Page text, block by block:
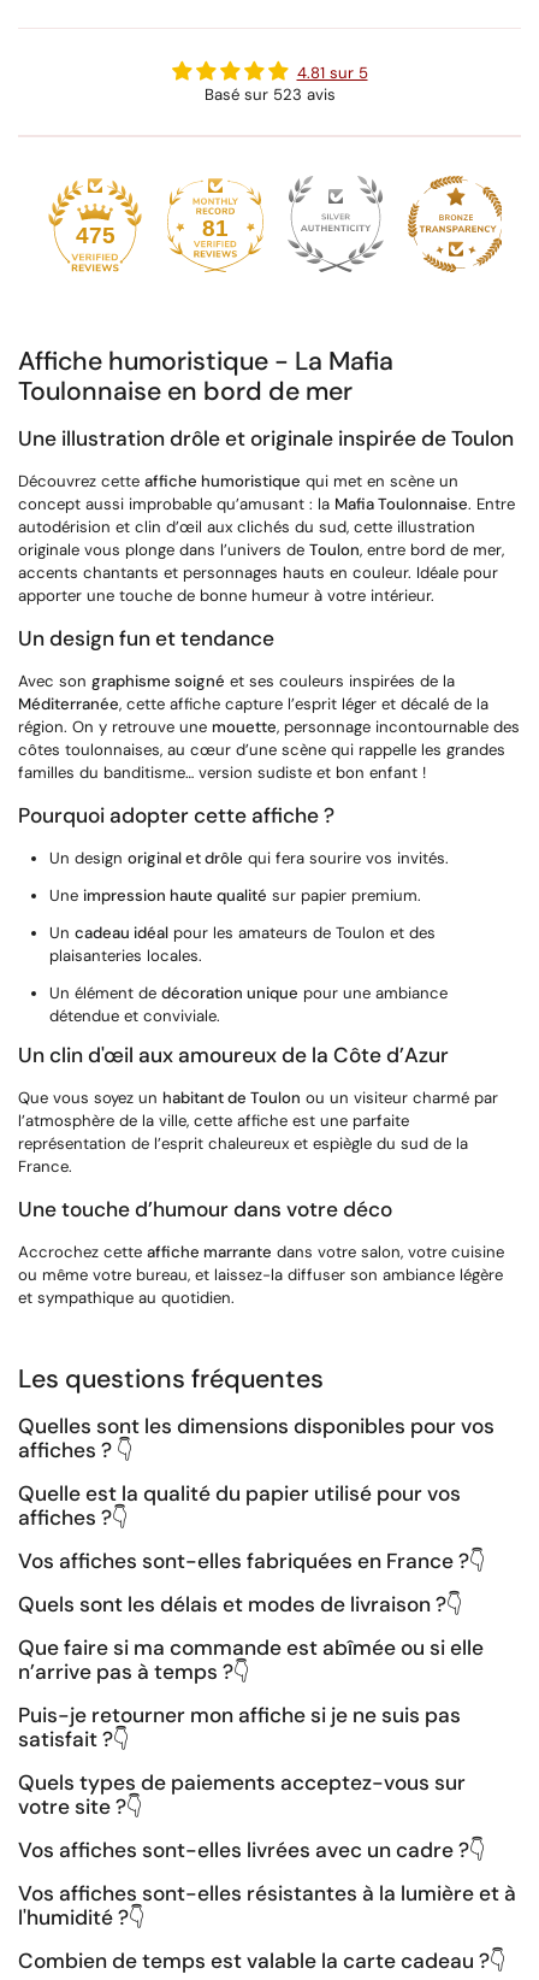
4.81 sur 5
Basé sur 523 avis
475 81
Affiche humoristique - La Mafia
Toulonnaise en bord de mer
Une illustration drôle et originale inspirée de Toulon
Découvrez cette affiche humoristique qui met en scène un
concept aussi improbable qu’amusant : la Mafia Toulonnaise. Entre
autodérision et clin d’œil aux clichés du sud, cette illustration
originale vous plonge dans l’univers de Toulon, entre bord de mer,
accents chantants et personnages hauts en couleur. Idéale pour
apporter une touche de bonne humeur à votre intérieur.
Un design fun et tendance
Avec son graphisme soigné et ses couleurs inspirées de la
Méditerranée, cette affiche capture l’esprit léger et décalé de la
région. On y retrouve une mouette, personnage incontournable des
côtes toulonnaises, au cœur d’une scène qui rappelle les grandes
familles du banditisme… version sudiste et bon enfant !
Pourquoi adopter cette affiche ?
Un designoriginal et drôle qui fera sourire vos invités.
Uneimpression haute qualité sur papier premium.
Uncadeau idéal pour les amateurs de Toulon et des
plaisanteries locales.
Un élément dedécoration unique pour une ambiance
détendue et conviviale.
Un clin d'œil aux amoureux de la Côte d’Azur
Que vous soyez un habitant de Toulon ou un visiteur charmé par
l’atmosphère de la ville, cette affiche est une parfaite
représentation de l’esprit chaleureux et espiègle du sud de la
France.
Une touche d’humour dans votre déco
Accrochez cette affiche marrante dans votre salon, votre cuisine
ou même votre bureau, et laissez-la diffuser son ambiance légère
et sympathique au quotidien.
Les questions fréquentes
Quelles sont les dimensions disponibles pour vos
affiches ? 👇
Quelle est la qualité du papier utilisé pour vos
affiches ?👇
Vos affiches sont-elles fabriquées en France ?👇
Quels sont les délais et modes de livraison ?👇
Que faire si ma commande est abîmée ou si elle
n’arrive pas à temps ?👇
Puis-je retourner mon affiche si je ne suis pas
satisfait ?👇
Quels types de paiements acceptez-vous sur
votre site ?👇
Vos affiches sont-elles livrées avec un cadre ?👇
Vos affiches sont-elles résistantes à la lumière et à
l'humidité ?👇
Combien de temps est valable la carte cadeau ?👇